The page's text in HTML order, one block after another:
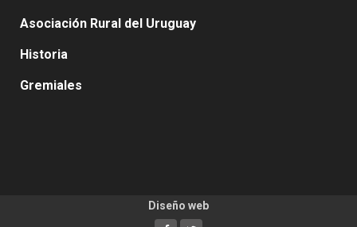
Asociación Rural del Uruguay
Historia
Gremiales
Diseño web